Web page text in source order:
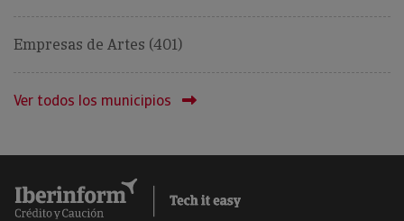
Empresas de Artes (401)
Ver todos los municipios